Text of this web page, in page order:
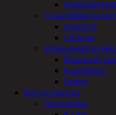
Verkkolaitteet
Tv-tarvikkeet ja
Antennit
Liittimet
Viihde-
Bluetooth
Kuulokkeet
Radiot
Koti ja sisustus
Huonekalut